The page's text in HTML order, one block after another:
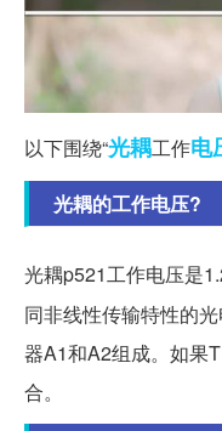
以下围绕“光耦工作电
光耦的工作电压?
光耦p521工作电压是
同非线性传输特性的
器A1和A2组成。如果
合。